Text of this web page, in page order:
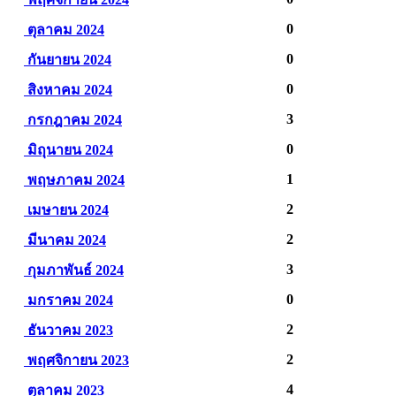
ตุลาคม 2024 0
กันยายน 2024 0
สิงหาคม 2024 0
กรกฎาคม 2024 3
มิถุนายน 2024 0
พฤษภาคม 2024 1
เมษายน 2024 2
มีนาคม 2024 2
กุมภาพันธ์ 2024 3
มกราคม 2024 0
ธันวาคม 2023 2
พฤศจิกายน 2023 2
ตุลาคม 2023 4